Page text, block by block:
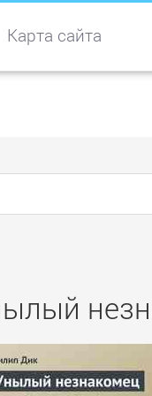
Карта сайта